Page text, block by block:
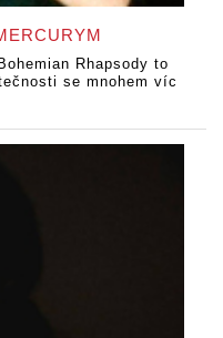
Rhapsody to
se mnohem víc